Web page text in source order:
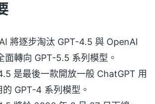
將逐步淘汰 GPT-4.5 與 OpenAI
面轉向 GPT-5.5 系列模型。
是最後一款開放一般 ChatGPT 用
的 GPT-4 系列模型。